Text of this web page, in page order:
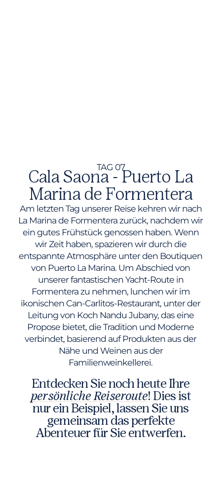
TAG 07
Cala Saona - Puerto La
Marina de Formentera
Am letzten Tag unserer Reise kehren wir nach
La Marina de Formentera zurück, nachdem wir
ein gutes Frühstück genossen haben. Wenn
wir Zeit haben, spazieren wir durch die
entspannte Atmosphäre unter den Boutiquen
von Puerto La Marina. Um Abschied von
unserer fantastischen Yacht-Route in
Formentera zu nehmen, lunchen wir im
ikonischen Can-Carlitos-Restaurant, unter der
Leitung von Koch Nandu Jubany, das eine
Propose bietet, die Tradition und Moderne
verbindet, basierend auf Produkten aus der
Nähe und Weinen aus der
Familienweinkellerei.
Entdecken Sie noch heute Ihre
persönliche Reiseroute! Dies ist
nur ein Beispiel, lassen Sie uns
gemeinsam das perfekte
Abenteuer für Sie entwerfen.